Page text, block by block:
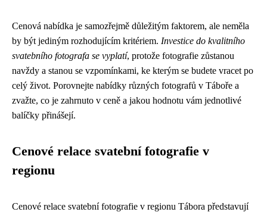
Cenová nabídka je samozřejmě důležitým faktorem, ale neměla
by být jediným rozhodujícím kritériem. Investice do kvalitního
svatebního fotografa se vyplatí, protože fotografie zůstanou
navždy a stanou se vzpomínkami, ke kterým se budete vracet po
celý život. Porovnejte nabídky různých fotografů v Táboře a
zvažte, co je zahrnuto v ceně a jakou hodnotu vám jednotlivé
balíčky přinášejí.
Cenové relace svatební fotografie v
regionu
Cenové relace svatební fotografie v regionu Tábora představují